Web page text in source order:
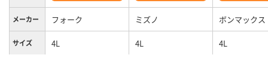
メーカー フォーク ミズノ ボンマックス
サイズ 4L 4L 4L